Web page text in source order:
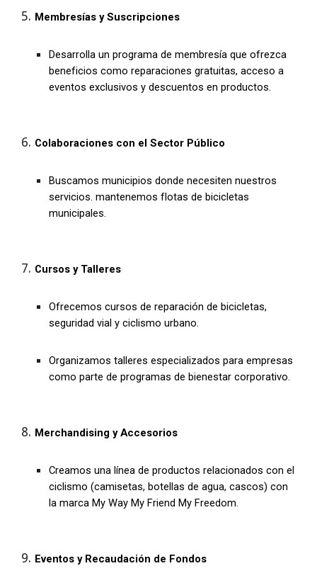
Membresías y Suscripciones
Desarrolla un programa de membresía que ofrezca
beneficios como reparaciones gratuitas, acceso a
eventos exclusivos y descuentos en productos.
Colaboraciones con el Sector Público
Buscamos municipios donde necesiten nuestros
servicios. mantenemos flotas de bicicletas
municipales.
Cursos y Talleres
Ofrecemos cursos de reparación de bicicletas,
seguridad vial y ciclismo urbano.
Organizamos talleres especializados para empresas
como parte de programas de bienestar corporativo.
Merchandising y Accesorios
Creamos una línea de productos relacionados con el
ciclismo (camisetas, botellas de agua, cascos) con
la marca My Way My Friend My Freedom.
Eventos y Recaudación de Fondos